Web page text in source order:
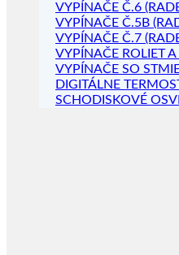
VYPÍNAČE Č.6
VYPÍNAČE Č.5B
VYPÍNAČE Č.7
VYPÍNAČE ROLIET
VYPÍNAČE SO
DIGITÁLNE
SCHODISKOVÉ